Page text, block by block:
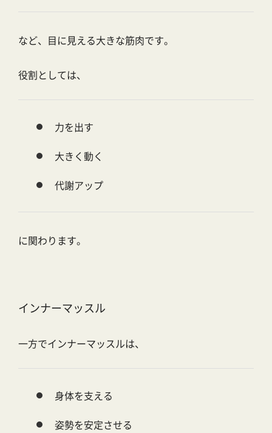
など、目に見える大きな筋肉です。
役割としては、
力を出す
大きく動く
代謝アップ
に関わります。
インナーマッスル
一方でインナーマッスルは、
身体を支える
姿勢を安定させる